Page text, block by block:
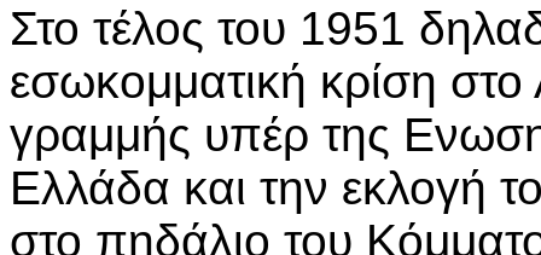
Στο τέλος του 1951
εσωκομματική κρίση
γραμμής υπέρ της
Ελλάδα και την εκλογή
στο πηδάλιο του